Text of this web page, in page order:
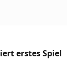
erstes Spiel